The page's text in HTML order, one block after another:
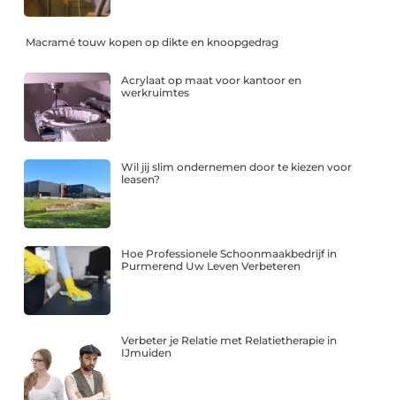
Macramé touw kopen op dikte en knoopgedrag
Acrylaat op maat voor kantoor en
werkruimtes
Wil jij slim ondernemen door te kiezen voor
leasen?
Hoe Professionele Schoonmaakbedrijf in
Purmerend Uw Leven Verbeteren
Verbeter je Relatie met Relatietherapie in
IJmuiden